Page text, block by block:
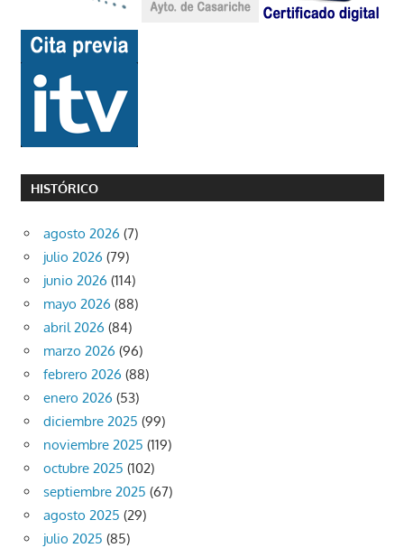
HISTÓRICO
agosto 2026 (7)
julio 2026 (79)
junio 2026 (114)
mayo 2026 (88)
abril 2026 (84)
marzo 2026 (96)
febrero 2026 (88)
enero 2026 (53)
diciembre 2025 (99)
noviembre 2025 (119)
octubre 2025 (102)
septiembre 2025 (67)
agosto 2025 (29)
julio 2025 (85)